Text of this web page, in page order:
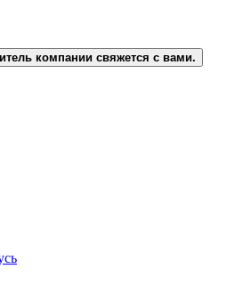
компании свяжется с вами.